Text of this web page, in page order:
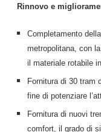
Rinnovo e
Completamento
metropolitana, con
il materiale rotabile
Fornitura di 30 tram
fine di potenziare
Fornitura di nuovi
comfort, il grado di